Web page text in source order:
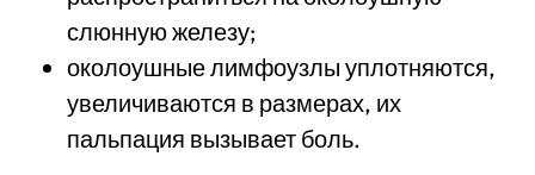
слюнную железу;
околоушные лимфоузлы уплотняются,
увеличиваются в размерах, их
пальпация вызывает боль.